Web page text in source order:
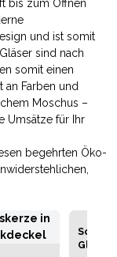
bis zum Öffnen
und ist somit
sind nach
somit einen
an Farben und
Moschus –
Umsätze für Ihr
begehrten Öko-
Glas